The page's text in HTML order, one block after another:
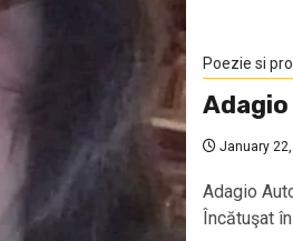
Poezie si
Adagio
January 22,
Adagio
Încătuşat